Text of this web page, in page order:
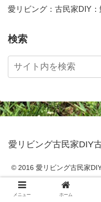
愛リビング：古民家DIY
検索
愛リビング古民家DIY
© 2016 愛リビング古民家
メニュー ホーム